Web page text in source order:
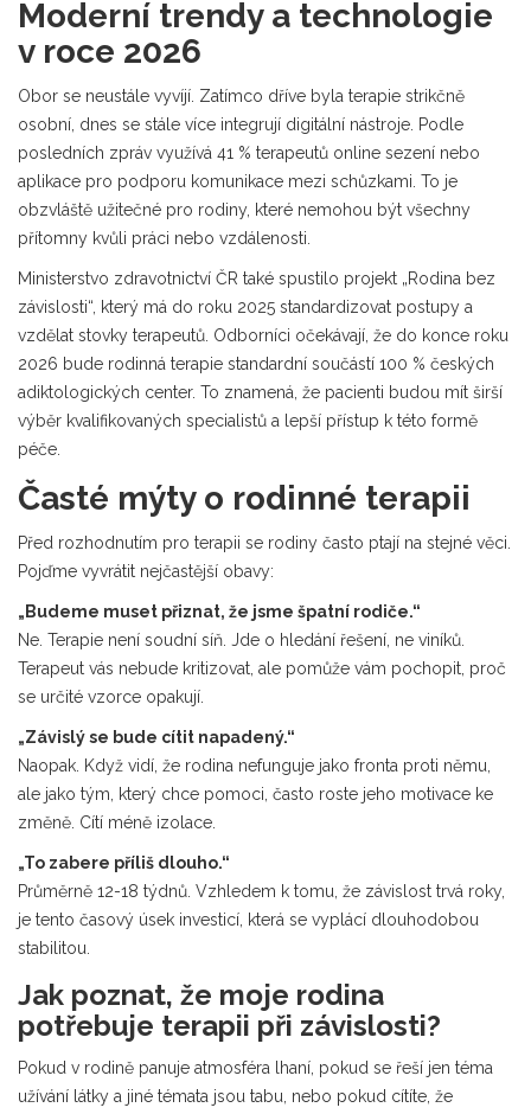
Moderní trendy a technologie
v roce 2026
Obor se neustále vyvíjí. Zatímco dříve byla terapie strikčně
osobní, dnes se stále více integrují digitální nástroje. Podle
posledních zpráv využívá 41 % terapeutů online sezení nebo
aplikace pro podporu komunikace mezi schůzkami. To je
obzvláště užitečné pro rodiny, které nemohou být všechny
přítomny kvůli práci nebo vzdálenosti.
Ministerstvo zdravotnictví ČR také spustilo projekt „Rodina bez
závislosti“, který má do roku 2025 standardizovat postupy a
vzdělat stovky terapeutů. Odborníci očekávají, že do konce roku
2026 bude rodinná terapie standardní součástí 100 % českých
adiktologických center. To znamená, že pacienti budou mít širší
výběr kvalifikovaných specialistů a lepší přístup k této formě
péče.
Časté mýty o rodinné terapii
Před rozhodnutím pro terapii se rodiny často ptají na stejné věci.
Pojďme vyvrátit nejčastější obavy:
„Budeme muset přiznat, že jsme špatní rodiče.“
Ne. Terapie není soudní síň. Jde o hledání řešení, ne viníků.
Terapeut vás nebude kritizovat, ale pomůže vám pochopit, proč
se určité vzorce opakují.
„Závislý se bude cítit napadený.“
Naopak. Když vidí, že rodina nefunguje jako fronta proti němu,
ale jako tým, který chce pomoci, často roste jeho motivace ke
změně. Cítí méně izolace.
„To zabere příliš dlouho.“
Průměrně 12-18 týdnů. Vzhledem k tomu, že závislost trvá roky,
je tento časový úsek investicí, která se vyplácí dlouhodobou
stabilitou.
Jak poznat, že moje rodina
potřebuje terapii při závislosti?
Pokud v rodině panuje atmosféra lhaní, pokud se řeší jen téma
užívání látky a jiné témata jsou tabu, nebo pokud cítíte, že